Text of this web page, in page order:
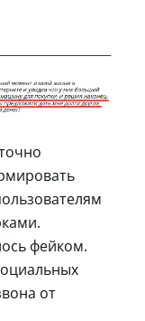
фейком.
от